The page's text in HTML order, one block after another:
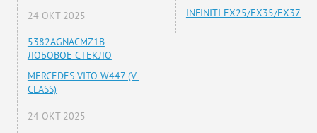
24 ОКТ 2025
5382AGNACMZ1B
ЛОБОВОЕ СТЕКЛО
MERCEDES VITO W447 (V-
CLASS)
24 ОКТ 2025
INFINITI EX25/EX35/EX37